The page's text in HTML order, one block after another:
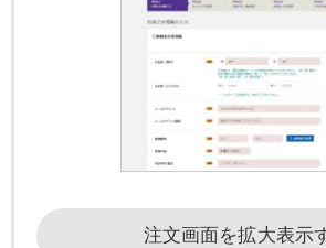
注文画面を拡大表示